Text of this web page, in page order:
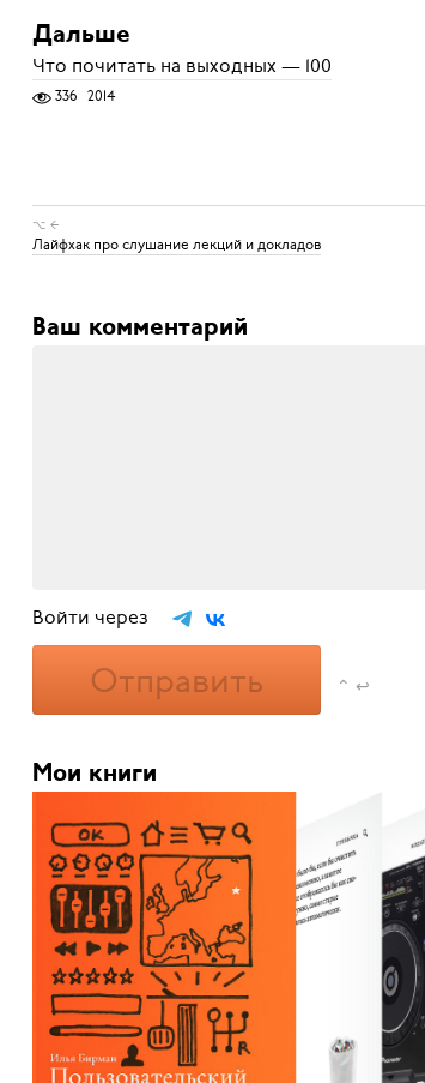
Дальше
Что почитать на выходных — 100
336 2014
⌥ ←
Лайфхак про слушание лекций и докладов
Ваш комментарий
Войти через
Отправить ⌃ ↩
Мои книги